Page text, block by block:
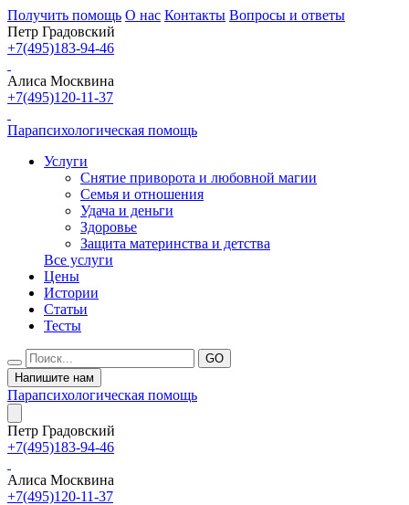
Получить помощь О нас Контакты Вопросы и ответы
Петр Градовский
+7(495)183-94-46
Алиса Москвина
+7(495)120-11-37
Парапсихологическая помощь
Услуги
Снятие приворота и любовной магии
Семья и отношения
Удача и деньги
Здоровье
Защита материнства и детства
Все услуги
Цены
Истории
Статьи
Тесты
Напишите нам
Парапсихологическая помощь
Петр Градовский
+7(495)183-94-46
Алиса Москвина
+7(495)120-11-37